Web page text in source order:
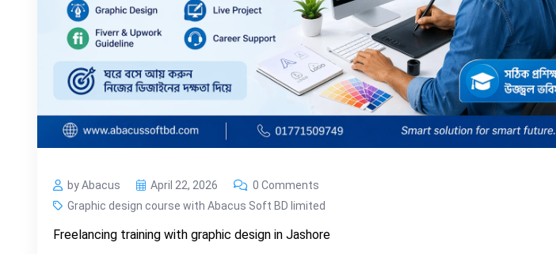
by Abacus April 22, 2026
0 Comments
Graphic design course with Abacus Soft BD limited
Freelancing training with graphic design in Jashore